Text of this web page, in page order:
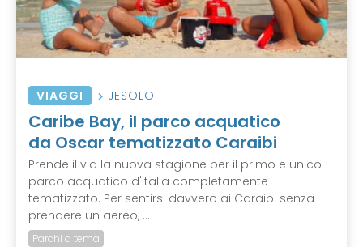
VIAGGI JESOLO
Caribe Bay, il parco acquatico
da Oscar tematizzato Caraibi
Prende il via la nuova stagione per il primo e unico
parco acquatico d'Italia completamente
tematizzato. Per sentirsi davvero ai Caraibi senza
prendere un aereo, ...
Parchi a tema